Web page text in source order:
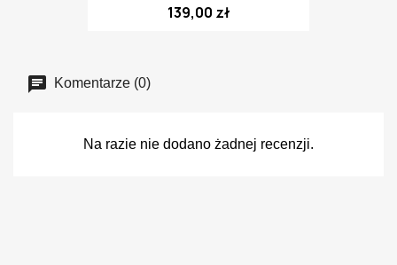
139,00 zł
Komentarze (0)
Na razie nie dodano żadnej recenzji.